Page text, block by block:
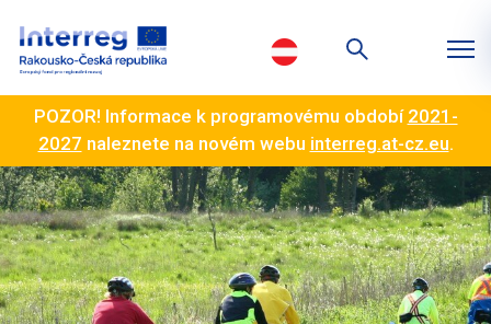
POZOR! Informace k programovému období 2021-
2027 naleznete na novém webu interreg.at-cz.eu.